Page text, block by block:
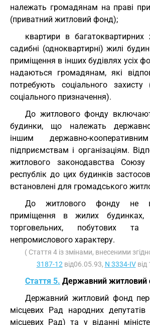
належать громадянам на праві
(приватний житловий фонд);
квартири в
садибні (одноквартирні) жилі
приміщення в інших будівлях усіх
надаються громадянам, які
потребують соціального
соціального призначення).
До житлового фонду
будинки, що належать
іншим державно-
підприємствам і організаціям.
житлового законодавства
республік до цих будинків
встановлені для громадського
До житлового фонду не
приміщення в жилих будинках,
торговельних, побутових
непромислового характеру.
( Стаття 4 із змінами, внесеними
3187-12 від06.05.93, N 3334-IVвід
Стаття 5. Державний житловий
Державний житловий фонд
місцевих Рад народних
місцевих Рад) та у віданні